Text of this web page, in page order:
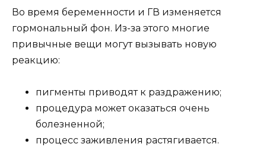
Во время беременности и ГВ изменяется
гормональный фон. Из-за этого многие
привычные вещи могут вызывать новую
реакцию:
пигменты приводят к раздражению;
процедура может оказаться очень
болезненной;
процесс заживления растягивается.